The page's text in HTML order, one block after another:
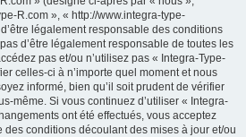
R.com », « http://www.integra-type-
légalement responsable des conditions
d’être légalement responsable de toutes les
pas et/ou n’utilisez pas « Integra-Type-
celles-ci à n’importe quel moment et nous
informé, bien qu’il soit prudent de vérifier
même. Si vous continuez d’utiliser « Integra-
ont été effectués, vous acceptez
des conditions découlant des mises à jour et/ou